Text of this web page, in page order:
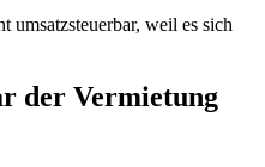
umsatzsteuerbar, weil es sich
der Vermietung